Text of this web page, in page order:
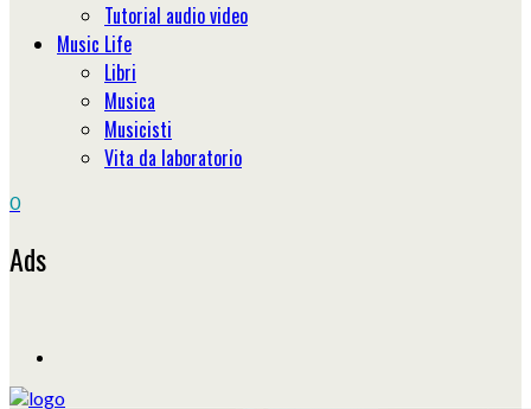
Tutorial audio video
Music Life
Libri
Musica
Musicisti
Vita da laboratorio
0
Ads